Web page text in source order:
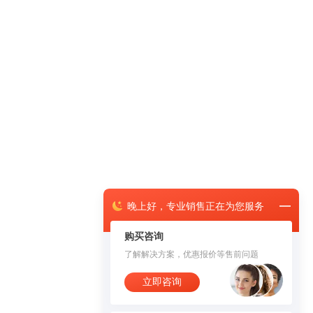
晚上好， 专业销售正在为您服务
购买咨询
了解解决方案，优惠报价等售前问题
立即咨询